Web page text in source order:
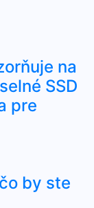
na
SSD
pre
by ste